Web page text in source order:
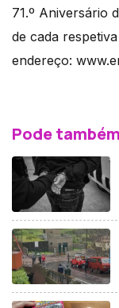
71.º Aniversário
de cada
endereço:
Pode